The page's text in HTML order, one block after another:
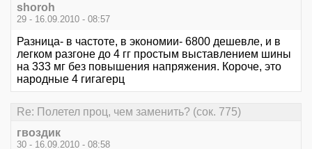
shoroh
29 - 16.09.2010 - 08:57
Разница- в частоте, в экономии- 6800 дешевле, и в
легком разгоне до 4 гг простым выставлением шины
на 333 мг без повышения напряжения. Короче, это
народные 4 гигагерц
Re: Полетел проц, чем заменить? (сок. 775)
гвоздик
30 - 16.09.2010 - 08:58